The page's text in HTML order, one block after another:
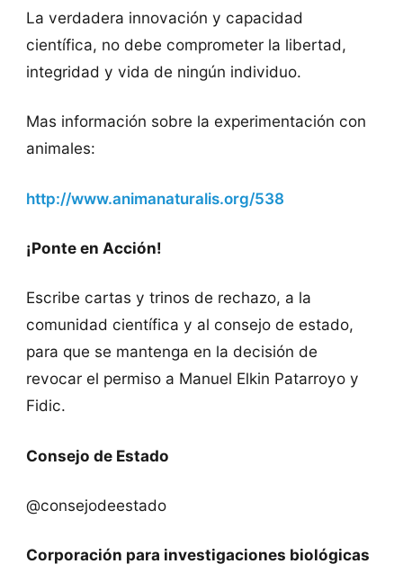
La verdadera innovación y capacidad
científica, no debe comprometer la libertad,
integridad y vida de ningún individuo.
Mas información sobre la experimentación con
animales:
http://www.animanaturalis.org/538
¡Ponte en Acción!
Escribe cartas y trinos de rechazo, a la
comunidad científica y al consejo de estado,
para que se mantenga en la decisión de
revocar el permiso a Manuel Elkin Patarroyo y
Fidic.
Consejo de Estado
@consejodeestado
Corporación para investigaciones biológicas